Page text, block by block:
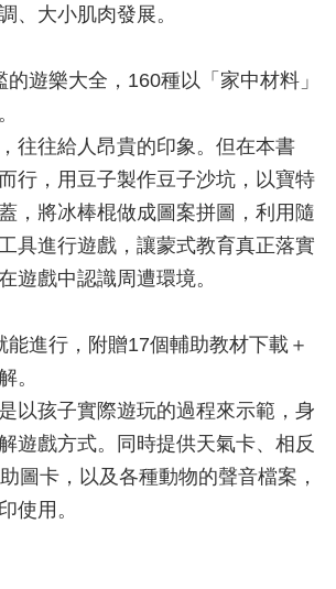
、大小肌肉發展。
遊樂大全，160種以「家中材料」
往往給人昂貴的印象。但在本書
行，用豆子製作豆子沙坑，以寶特
，將冰棒棍做成圖案拼圖，利用隨
具進行遊戲，讓蒙式教育真正落實
遊戲中認識周遭環境。
能進行，附贈17個輔助教材下載＋
。
以孩子實際遊玩的過程來示範，身
遊戲方式。同時提供天氣卡、相反
圖卡，以及各種動物的聲音檔案，
使用。